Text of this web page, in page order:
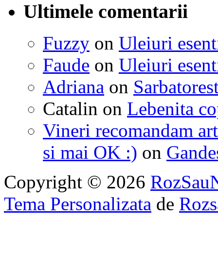
Ultimele comentarii
Fuzzy on Uleiuri
Faude on Uleiuri
Adriana on
Catalin on Lebenita
Vineri recomandam
si mai OK :) on
Copyright © 2026
Tema Personalizata de